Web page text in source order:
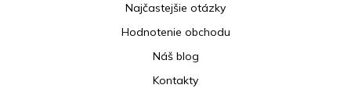
Najčastejšie otázky
Hodnotenie obchodu
Náš blog
Kontakty